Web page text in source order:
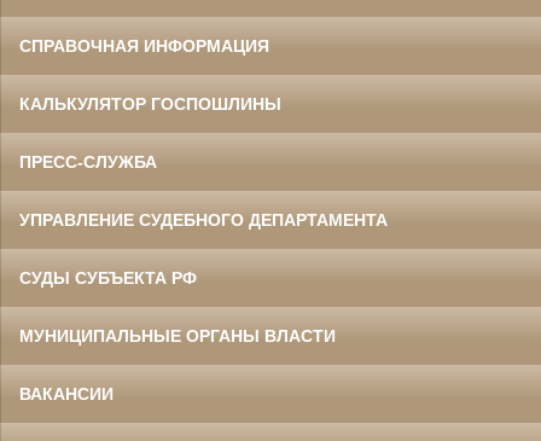
СПРАВОЧНАЯ ИНФОРМАЦИЯ
КАЛЬКУЛЯТОР ГОСПОШЛИНЫ
ПРЕСС-СЛУЖБА
УПРАВЛЕНИЕ СУДЕБНОГО ДЕПАРТАМЕНТА
СУДЫ СУБЪЕКТА РФ
МУНИЦИПАЛЬНЫЕ ОРГАНЫ ВЛАСТИ
ВАКАНСИИ